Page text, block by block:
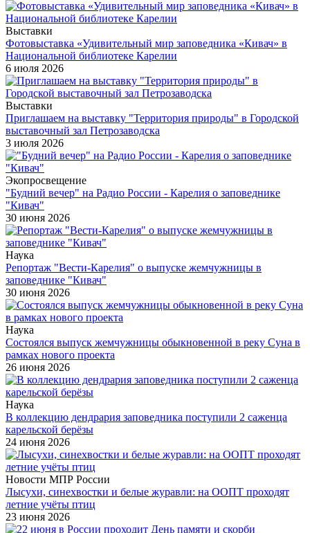
Выставки
Фотовыставка «Удивительный мир заповедника «Кивач» в
Национальной библиотеке Карелии
6 июля 2026
Выставки
Приглашаем на выставку "Территория природы" в Городской
выставочный зал Петрозаводска
3 июля 2026
Экопросвещение
"Будний вечер" на Радио России - Карелия о заповеднике
"Кивач"
30 июня 2026
Наука
Репортаж "Вести-Карелия" о выпуске жемчужницы в
заповеднике "Кивач"
30 июня 2026
Наука
Состоялся выпуск жемчужницы обыкновенной в реку Суна в
рамках нового проекта
26 июня 2026
Наука
В коллекцию дендрария заповедника поступили 2 саженца
карельской берёзы
24 июня 2026
Новости МПР России
Лысухи, синехвостки и белые журавли: на ООПТ проходят
летние учёты птиц
23 июня 2026